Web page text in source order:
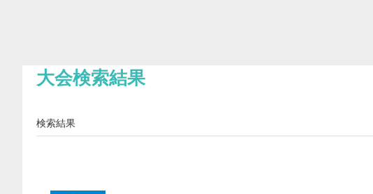
大会検索結果
検索結果